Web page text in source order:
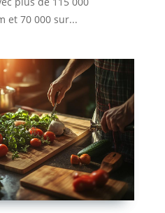
et 70 000 sur...